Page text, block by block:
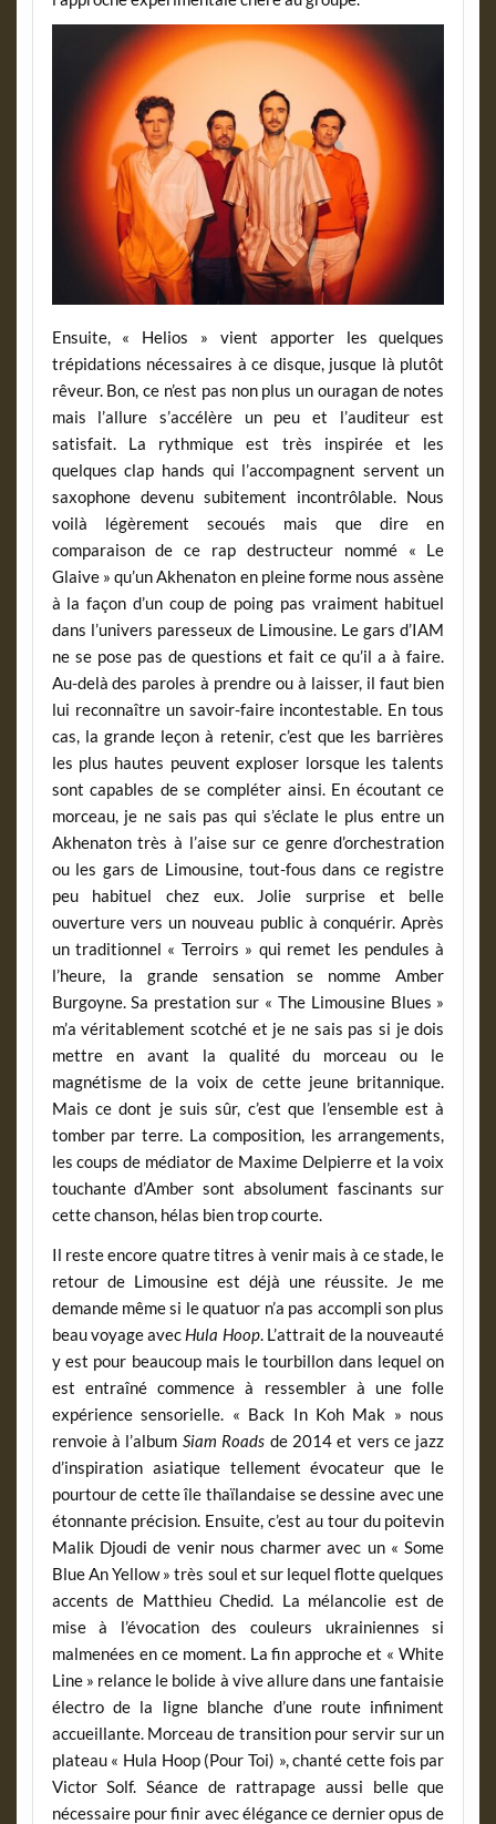
Ensuite, « Helios » vient apporter les quelques
trépidations nécessaires à ce disque, jusque là plutôt
rêveur. Bon, ce n’est pas non plus un ouragan de notes
mais l’allure s’accélère un peu et l’auditeur est
satisfait. La rythmique est très inspirée et les
quelques clap hands qui l’accompagnent servent un
saxophone devenu subitement incontrôlable. Nous
voilà légèrement secoués mais que dire en
comparaison de ce rap destructeur nommé « Le
Glaive » qu’un Akhenaton en pleine forme nous assène
à la façon d’un coup de poing pas vraiment habituel
dans l’univers paresseux de Limousine. Le gars d’IAM
ne se pose pas de questions et fait ce qu’il a à faire.
Au-delà des paroles à prendre ou à laisser, il faut bien
lui reconnaître un savoir-faire incontestable. En tous
cas, la grande leçon à retenir, c’est que les barrières
les plus hautes peuvent exploser lorsque les talents
sont capables de se compléter ainsi. En écoutant ce
morceau, je ne sais pas qui s’éclate le plus entre un
Akhenaton très à l’aise sur ce genre d’orchestration
ou les gars de Limousine, tout-fous dans ce registre
peu habituel chez eux. Jolie surprise et belle
ouverture vers un nouveau public à conquérir. Après
un traditionnel « Terroirs » qui remet les pendules à
l’heure, la grande sensation se nomme Amber
Burgoyne. Sa prestation sur « The Limousine Blues »
m’a véritablement scotché et je ne sais pas si je dois
mettre en avant la qualité du morceau ou le
magnétisme de la voix de cette jeune britannique.
Mais ce dont je suis sûr, c’est que l’ensemble est à
tomber par terre. La composition, les arrangements,
les coups de médiator de Maxime Delpierre et la voix
touchante d’Amber sont absolument fascinants sur
cette chanson, hélas bien trop courte.
Il reste encore quatre titres à venir mais à ce stade, le
retour de Limousine est déjà une réussite. Je me
demande même si le quatuor n’a pas accompli son plus
beau voyage avec Hula Hoop. L’attrait de la nouveauté
y est pour beaucoup mais le tourbillon dans lequel on
est entraîné commence à ressembler à une folle
expérience sensorielle. « Back In Koh Mak » nous
renvoie à l’album Siam Roads de 2014 et vers ce jazz
d’inspiration asiatique tellement évocateur que le
pourtour de cette île thaïlandaise se dessine avec une
étonnante précision. Ensuite, c’est au tour du poitevin
Malik Djoudi de venir nous charmer avec un « Some
Blue An Yellow » très soul et sur lequel flotte quelques
accents de Matthieu Chedid. La mélancolie est de
mise à l’évocation des couleurs ukrainiennes si
malmenées en ce moment. La fin approche et « White
Line » relance le bolide à vive allure dans une fantaisie
électro de la ligne blanche d’une route infiniment
accueillante. Morceau de transition pour servir sur un
plateau « Hula Hoop (Pour Toi) », chanté cette fois par
Victor Solf. Séance de rattrapage aussi belle que
nécessaire pour finir avec élégance ce dernier opus de